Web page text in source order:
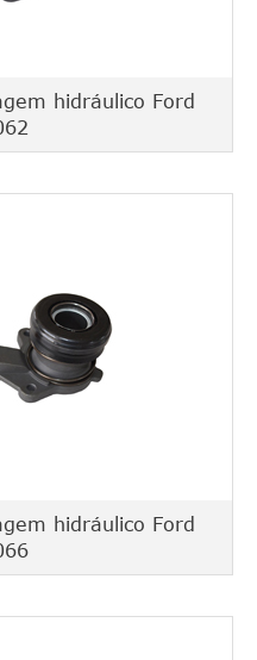
hidráulico Ford
hidráulico Ford